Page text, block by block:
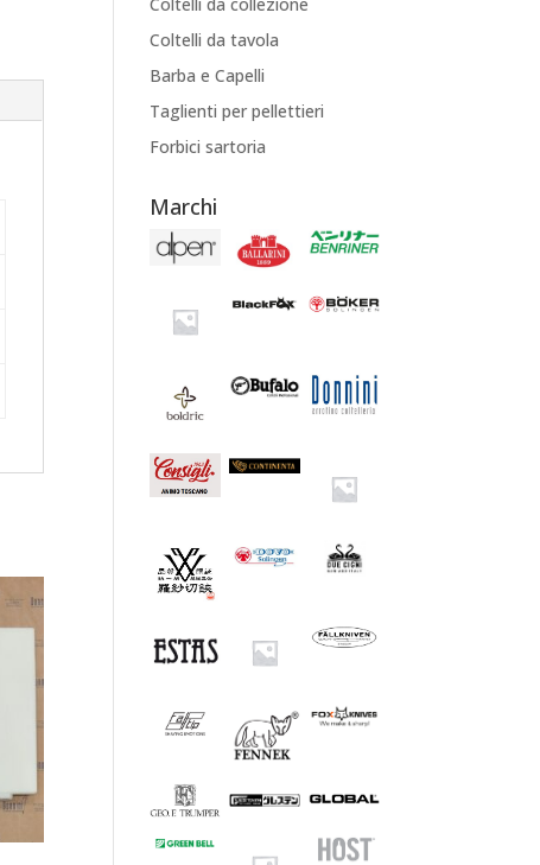
Coltelli da tavola
Barba e Capelli
Taglienti per pellettieri
Forbici sartoria
Marchi